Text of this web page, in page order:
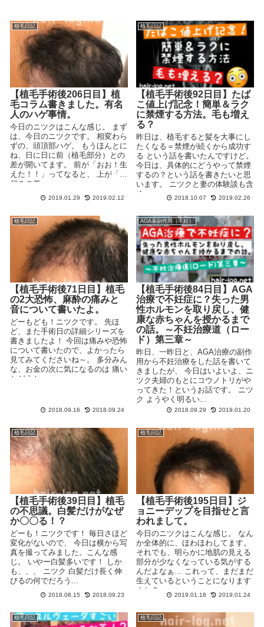
植毛日記
【植毛手術後206日目】植
毛コラム書きました。有名
人のハゲ事情。
今日のニツクはこんな感じ。 まず
は、今日のニツクです。 相変わら
ずの、頭頂部ハゲ。 もうほんとに
ね、日に日に前（植毛部分）との
差が開いてます。 前が「おお！生
えた！！」ってなると、 上が「…
何この差...
2019.01.29 2019.02.12
植毛日記
【植毛手術後92日目】たば
こ値上げ記念！簡単＆ラク
に禁煙する方法。毛も増え
る？
昨日は、植毛すると髪を大事にし
たくなる＝禁煙が続くから成功す
る という話を書いたんですけど。
今日は、具体的にどうやって禁煙
するの？という話を書きたいと思
います。 ニツクと妻の体験談も含
め、...
2018.10.07 2019.02.26
植毛日記
【植毛手術後71日目】植毛
の2大恐怖、麻酔の痛みと
音について書いたよ。
どーもども！ニツクです。 先ほ
ど、また手術日の詳細シリーズを
書きましたよ！ 今回は痛みや恐怖
について書いたので、よかったら
見てみてくださいね～。 多分みん
な、お金の次に気になるのは 痛い
かどうか ...
2018.09.16 2018.09.24
AGA薬副作用（不妊）
【植毛手術後84日目】AGA
治療で不妊症に？失った男
性ホルモンを取り戻し、健
康な赤ちゃんを授かるまで
の話。～不妊治療道（ロー
ド）第三章～
昨日、一昨日と、AGA治療の副作
用から不妊治療をした話を書いて
きましたが、 今日はいよいよ、ニ
ツク夫婦のもとにコウノトリがや
ってきた！というお話です。 ニツ
ク ようやく明るい...
2018.09.29 2019.01.20
植毛日記
【植毛手術後39日目】植毛
の不思議。白髪だけがなぜ
か〇〇る！？
どーも！ニツクです！ 毎日さほど
変化がないので、 今日は横から写
真を撮ってみました。こんな感
じ。 いやー白髪多いです！ しか
も、、、 ニツク 白髪だけ長く伸
びるの何でだろう...
2018.08.15 2018.09.23
植毛日記
【植毛手術後195日目】ジ
ョニーデップを目指せと言
われまして。
今日のニツクはこんな感じ。 なん
か全体的に、ほわほわしてます。
それでも、明らかに地肌の見える
部分が少なくなっている気がする
んだよなぁ… これって、まだまだ
生えているということになります
よね？ ...
2019.01.18 2019.01.24
植毛日記 植毛日記